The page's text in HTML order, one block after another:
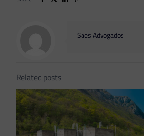
Saes Advogados
Related posts